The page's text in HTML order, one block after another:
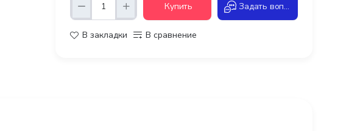
Купить Задать вопрос
В закладки В сравнение